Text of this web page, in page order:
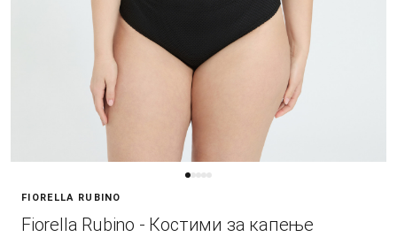
FIORELLA RUBINO
Fiorella Rubino - Костими за капење